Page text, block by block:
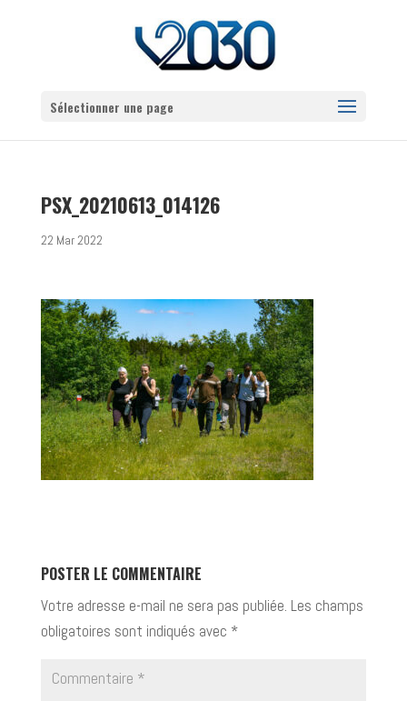
Sélectionner une page
PSX_20210613_014126
22 Mar 2022
POSTER LE COMMENTAIRE
Votre adresse e-mail ne sera pas publiée. Les champs
obligatoires sont indiqués avec *